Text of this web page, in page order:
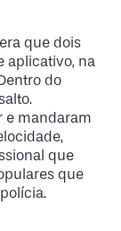
que dois
aplicativo, na
do
e mandaram
que
que